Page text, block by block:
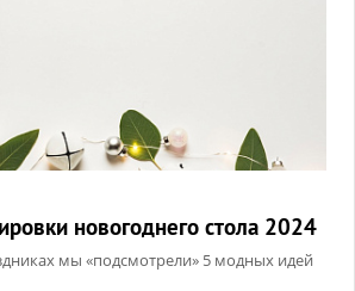
новогоднего стола 2024
мы «подсмотрели» 5 модных идей